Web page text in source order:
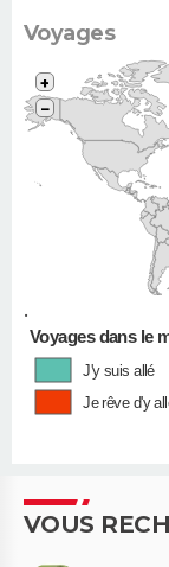
Voyages
•
+
−
Voyages dans le
J'y suis allé
Je rêve d'y
VOUS